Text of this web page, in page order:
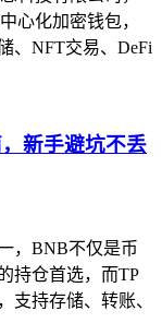
心化加密钱包，
、NFT交易、DeFi
新手避坑不丢
，BNB不仅是币
持仓首选，而TP
支持存储、转账、